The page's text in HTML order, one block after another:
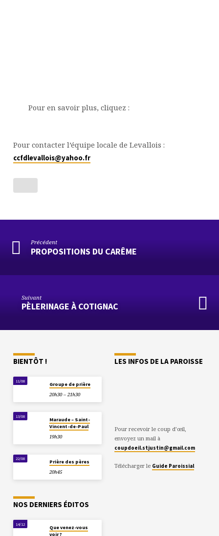
Pour en savoir plus, cliquez :
Pour contacter l’équipe locale de Levallois :
ccfdlevallois@yahoo.fr
Précédent
PROPOSITIONS DU CARÊME
Suivant
PÈLERINAGE À COTIGNAC
BIENTÔT !
11/08
Groupe de prière
20h30 – 21h30
13/08
Maraude – Saint-
Vincent-de-Paul
19h30
22/08
Prière des pères
20h45
LES INFOS DE LA PAROISSE
Pour recevoir le coup d’œil,
envoyez un mail à
coupdoeil.stjustin@gmail.com
Télécharger le Guide Paroissial
NOS DERNIERS ÉDITOS
14/12
Que venez-vous
voir ?